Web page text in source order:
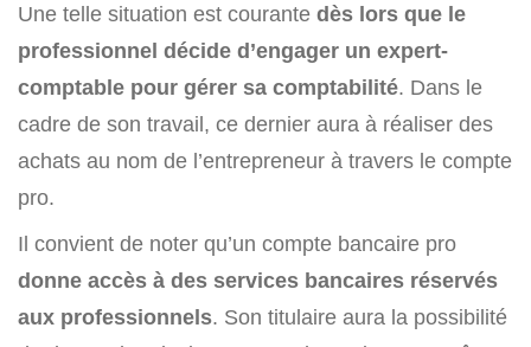
Une telle situation est courante dès lors que le
professionnel décide d’engager un expert-
comptable pour gérer sa comptabilité. Dans le
cadre de son travail, ce dernier aura à réaliser des
achats au nom de l’entrepreneur à travers le compte
pro.
Il convient de noter qu’un compte bancaire pro
donne accès à des services bancaires réservés
aux professionnels. Son titulaire aura la possibilité